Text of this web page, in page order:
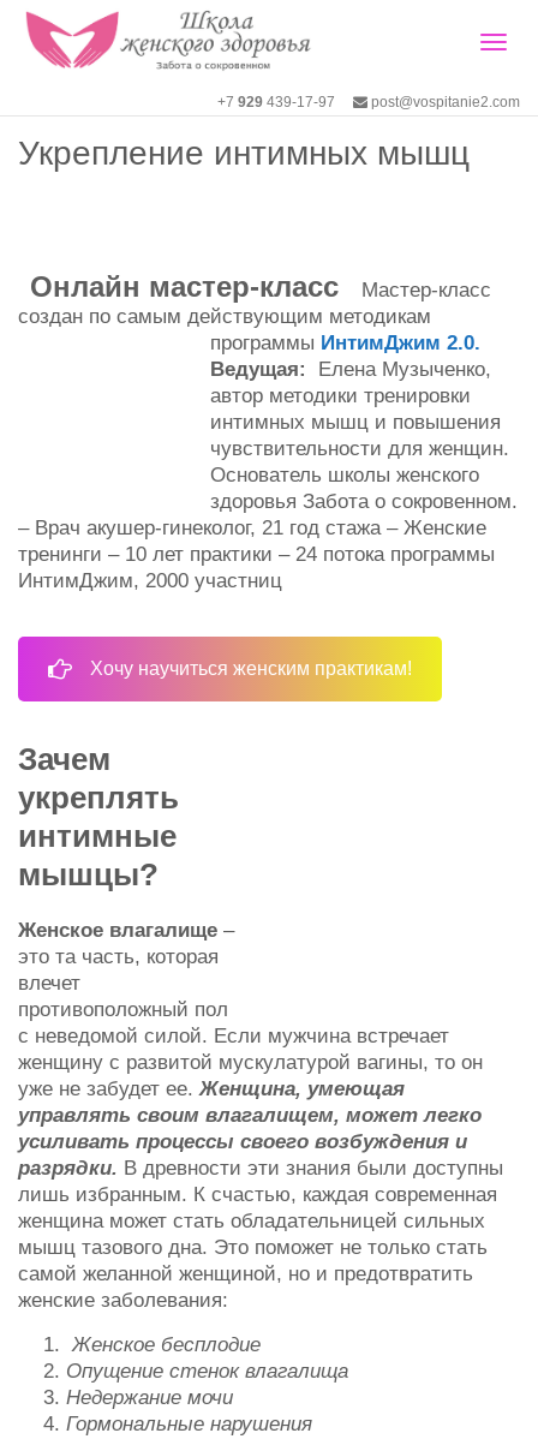
+7 929 439-17-97 post@vospitanie2.com
Укрепление интимных мышц
Онлайн мастер-класс
Мастер-класс
создан по самым действующим методикам
программы ИнтимДжим 2.0.
Ведущая:
Елена Музыченко,
автор методики тренировки
интимных мышц и повышения
чувствительности для женщин.
Основатель школы женского
здоровья Забота о сокровенном.
– Врач акушер-гинеколог, 21 год стажа – Женские
тренинги – 10 лет практики – 24 потока программы
ИнтимДжим, 2000 участниц
Хочу научиться женским практикам!
Зачем
укреплять
интимные
мышцы?
Женское влагалище –
это та часть, которая
влечет
противоположный пол
с неведомой силой. Если мужчина встречает
женщину с развитой мускулатурой вагины, то он
уже не забудет ее.Женщина, умеющая
управлять своим влагалищем, может легко
усиливать процессы своего возбуждения и
разрядки. В древности эти знания были доступны
лишь избранным. К счастью, каждая современная
женщина может стать обладательницей сильных
мышц тазового дна. Это поможет не только стать
самой желанной женщиной, но и предотвратить
женские заболевания:
Женское бесплодие
Опущение стенок влагалища
Недержание мочи
Гормональные нарушения